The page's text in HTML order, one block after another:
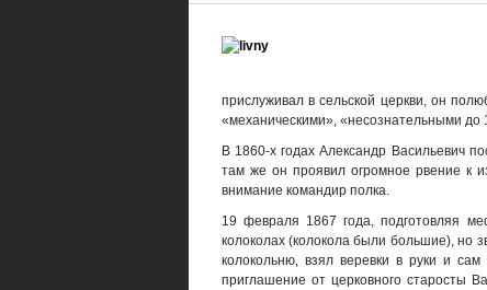
прислуживал в сельской церкви, он
«механическими», «несознательными до
В 1860-х годах Александр Васильевич
там же он проявил огромное рвение к
внимание командир полка.
19 февраля 1867 года, подготовляя
колоколах (колокола были большие), но
колокольню, взял веревки в руки и
приглашение от церковного старосты